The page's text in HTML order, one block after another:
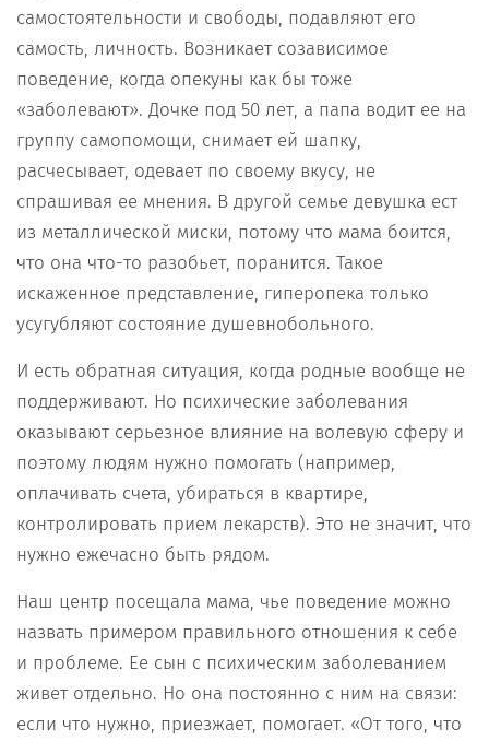
самостоятельности и свободы, подавляют его
самость, личность. Возникает созависимое
поведение, когда опекуны как бы тоже
«заболевают». Дочке под 50 лет, а папа водит ее на
группу самопомощи, снимает ей шапку,
расчесывает, одевает по своему вкусу, не
спрашивая ее мнения. В другой семье девушка ест
из металлической миски, потому что мама боится,
что она что-то разобьет, поранится. Такое
искаженное представление, гиперопека только
усугубляют состояние душевнобольного.
И есть обратная ситуация, когда родные вообще не
поддерживают. Но психические заболевания
оказывают серьезное влияние на волевую сферу и
поэтому людям нужно помогать (например,
оплачивать счета, убираться в квартире,
контролировать прием лекарств). Это не значит, что
нужно ежечасно быть рядом.
Наш центр посещала мама, чье поведение можно
назвать примером правильного отношения к себе
и проблеме. Ее сын с психическим заболеванием
живет отдельно. Но она постоянно с ним на связи:
если что нужно, приезжает, помогает. «От того, что